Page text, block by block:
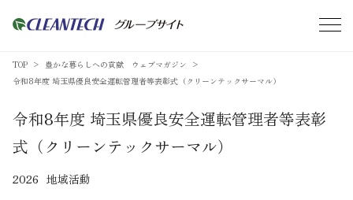
TOP
豊かな暮らしへの貢献 ウェブマガジン
令和8年度 埼玉県優良安全運転管理者等表彰式（クリーンテックサーマル）
令和8年度 埼玉県優良安全運転管理者等表彰
式（クリーンテックサーマル）
2026 地域活動